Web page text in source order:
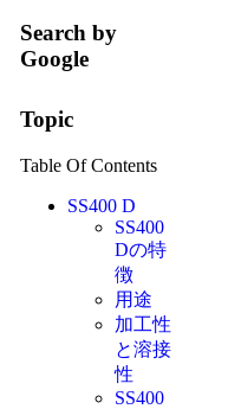
Search by
Google
Topic
Table Of Contents
SS400 D
SS400
Dの特
徴
用途
加工性
と溶接
性
SS400